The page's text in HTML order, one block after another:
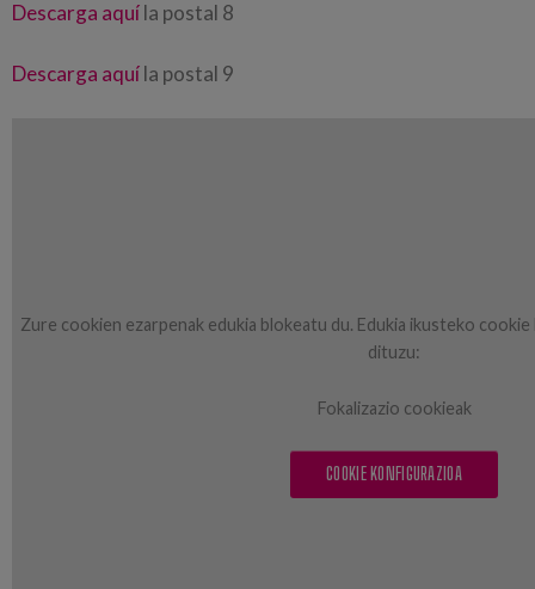
Descarga aquíla postal 8
Descarga aquíla postal 9
Zure cookien ezarpenak edukia blokeatu du. Edukia ikusteko
dituzu:
Fokalizazio cookieak
COOKIE KONFIGURAZIOA